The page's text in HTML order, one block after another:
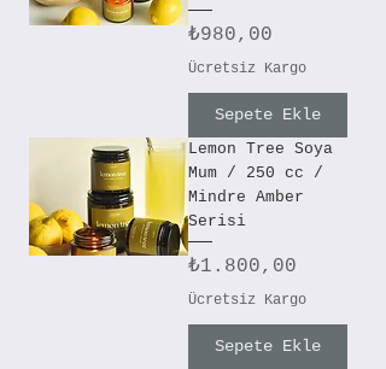
Fiyat
₺980,00
Ücretsiz Kargo
Sepete Ekle
Lemon Tree Soya
Mum / 250 cc /
Mindre Amber
Serisi
Fiyat
₺1.800,00
Ücretsiz Kargo
Sepete Ekle